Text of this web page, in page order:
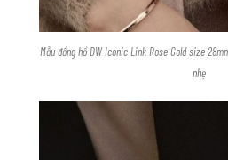
Mẫu đồng hồ DW Iconic Link Rose Gold size
nhẹ